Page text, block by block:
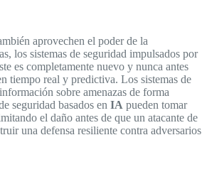
aprovechen el poder de la
los sistemas de seguridad impulsados por
es completamente nuevo y nunca antes
tiempo real y predictiva. Los sistemas de
sobre amenazas de forma
seguridad basados en IA pueden tomar
el daño antes de que un atacante de
una defensa resiliente contra adversarios